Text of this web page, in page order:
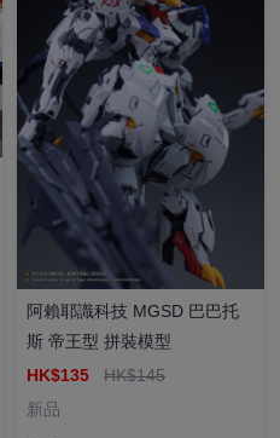
阿賴耶識科技 MGSD 巴巴托
斯 帝王型 拼裝模型
HK$135 HK$145
新品